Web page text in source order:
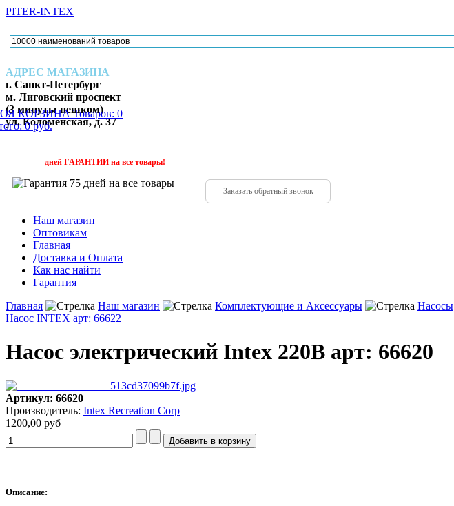
PITER-INTEX
АДРЕС МАГАЗИНА
г. Санкт-Петербург
м. Лиговский проспект
(3 минуты пешком)
ул. Коломенская, д. 37
Заказать обратный звонок
КОРЗИНА Товаров: 0
0 руб.
дней ГАРАНТИИ на все товары!
Наш магазин
Оптовикам
Главная
Доставка и Оплата
Как нас найти
Гарантия
Главная
Наш магазин Комплектующие и Аксессуары Насосы
Насос INTEX арт: 66622
Насос электрический Intex 220В арт: 66620
Артикул: 66620
Производитель: Intex Recreation Corp
1200,00 руб
Описание: